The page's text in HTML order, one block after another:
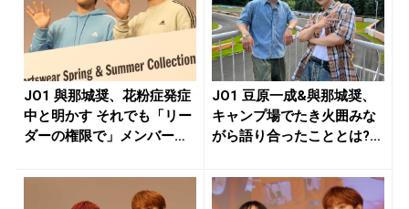
JO1 與那城奨、花粉症発症
中と明かす それでも「リー
ダーの権限で」メンバー連
JO1 豆原一成&與那城奨、
キャンプ場でたき火囲みな
がら語り合ったこととは?1